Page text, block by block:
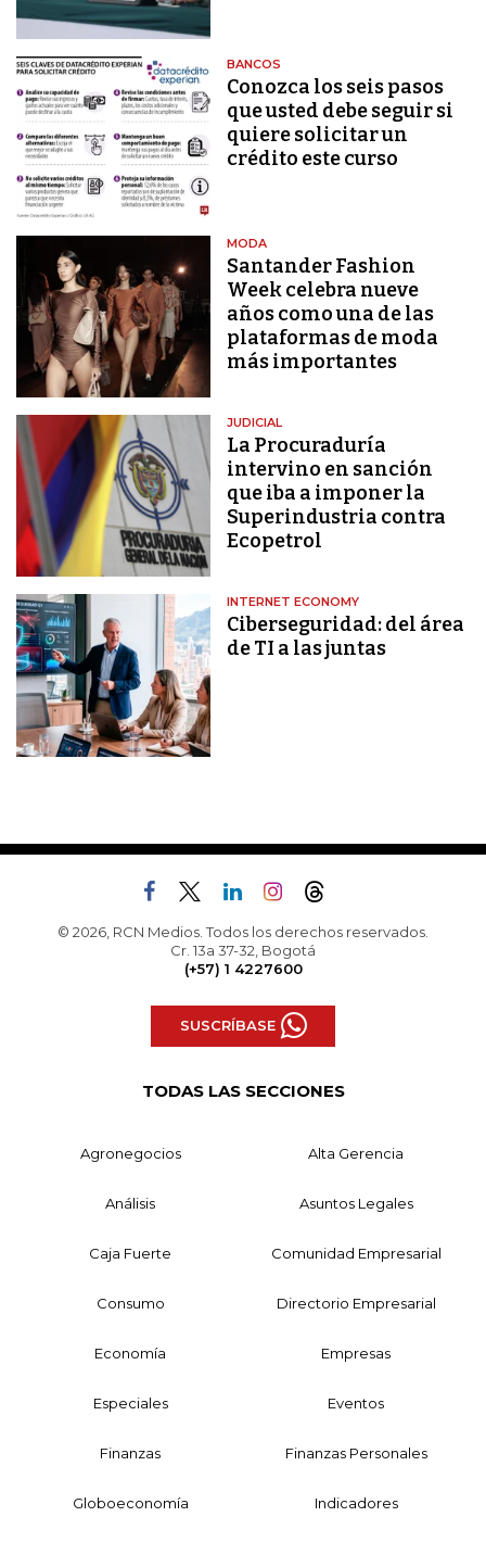
BANCOS
Conozca los seis pasos
que usted debe seguir si
quiere solicitar un
crédito este curso
MODA
Santander Fashion
Week celebra nueve
años como una de las
plataformas de moda
más importantes
JUDICIAL
La Procuraduría
intervino en sanción
que iba a imponer la
Superindustria contra
Ecopetrol
INTERNET ECONOMY
Ciberseguridad: del área
de TI a las juntas
© 2026, RCN Medios. Todos los derechos reservados.
Cr. 13a 37-32, Bogotá
(+57) 1 4227600
SUSCRÍBASE
TODAS LAS SECCIONES
Agronegocios Alta Gerencia
Análisis Asuntos Legales
Caja Fuerte Comunidad Empresarial
Consumo Directorio Empresarial
Economía Empresas
Especiales Eventos
Finanzas Finanzas Personales
Globoeconomía Indicadores